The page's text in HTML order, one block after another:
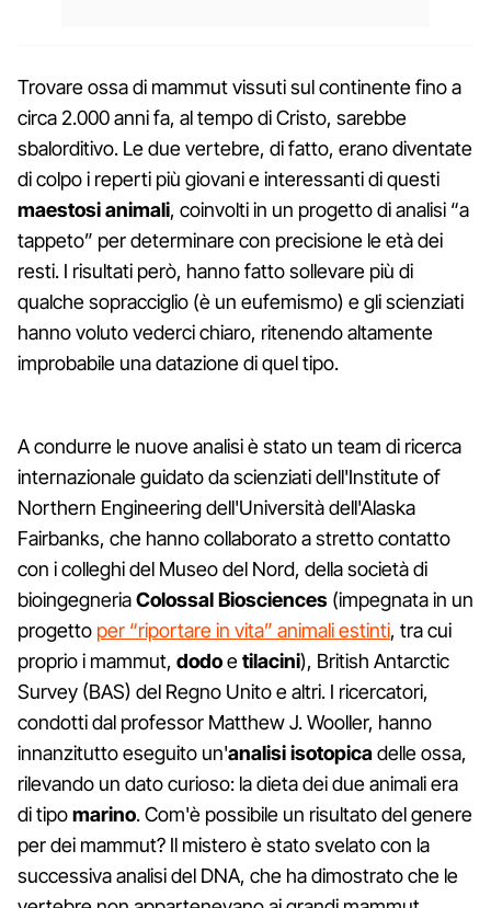
Trovare ossa di mammut vissuti sul continente fino a
circa 2.000 anni fa, al tempo di Cristo, sarebbe
sbalorditivo. Le due vertebre, di fatto, erano diventate
di colpo i reperti più giovani e interessanti di questi
maestosi animali, coinvolti in un progetto di analisi “a
tappeto” per determinare con precisione le età dei
resti. I risultati però, hanno fatto sollevare più di
qualche sopracciglio (è un eufemismo) e gli scienziati
hanno voluto vederci chiaro, ritenendo altamente
improbabile una datazione di quel tipo.
A condurre le nuove analisi è stato un team di ricerca
internazionale guidato da scienziati dell'Institute of
Northern Engineering dell'Università dell'Alaska
Fairbanks, che hanno collaborato a stretto contatto
con i colleghi del Museo del Nord, della società di
bioingegneriaColossal Biosciences (impegnata in un
progetto per “riportare in vita” animali estinti, tra cui
proprio i mammut, dodoetilacini), British Antarctic
Survey (BAS) del Regno Unito e altri. I ricercatori,
condotti dal professor Matthew J. Wooller, hanno
innanzitutto eseguito un'analisi isotopicadelle ossa,
rilevando un dato curioso: la dieta dei due animali era
di tipomarino. Com'è possibile un risultato del genere
per dei mammut? Il mistero è stato svelato con la
successiva analisi del DNA, che ha dimostrato che le